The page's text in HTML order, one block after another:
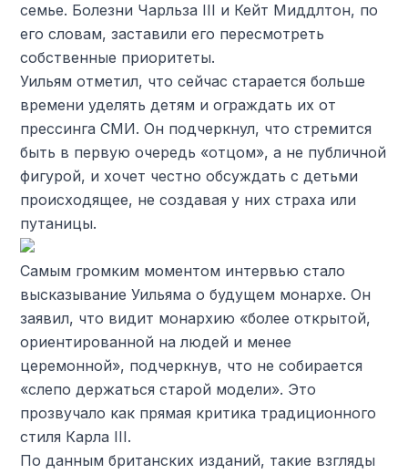
семье. Болезни Чарльза III и Кейт Миддлтон, по
его словам, заставили его пересмотреть
собственные приоритеты.
Уильям отметил, что сейчас старается больше
времени уделять детям и ограждать их от
прессинга СМИ. Он подчеркнул, что стремится
быть в первую очередь «отцом», а не публичной
фигурой, и хочет честно обсуждать с детьми
происходящее, не создавая у них страха или
путаницы.
Самым громким моментом интервью стало
высказывание Уильяма о будущем монархе. Он
заявил, что видит монархию «более открытой,
ориентированной на людей и менее
церемонной», подчеркнув, что не собирается
«слепо держаться старой модели». Это
прозвучало как прямая критика традиционного
стиля Карла III.
По данным британских изданий, такие взгляды